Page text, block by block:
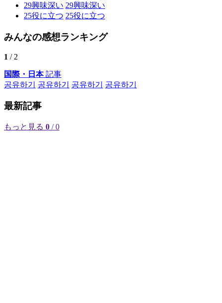
29興味深い 29興味深い
25役に立つ 25役に立つ
みんなの感想ランキング
1 / 2
国際・日本記事
공유하기
공유하기 공유하기 공유하기
最新記事
もっと見る 0 / 0